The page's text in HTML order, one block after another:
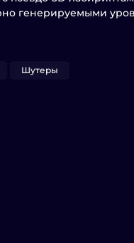
генерируемыми
Шутеры